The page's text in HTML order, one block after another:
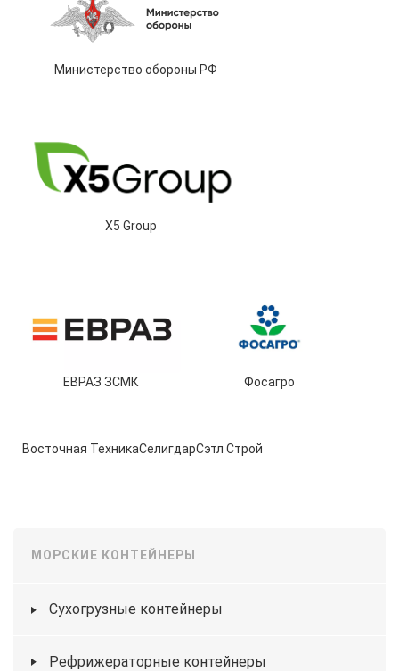
Министерство обороны РФ
X5 Group
ЕВРАЗ ЗСМК Фосагро
Восточная ТехникаСелигдарСэтл Строй
МОРСКИЕ КОНТЕЙНЕРЫ
Сухогрузные контейнеры
Рефрижераторные контейнеры